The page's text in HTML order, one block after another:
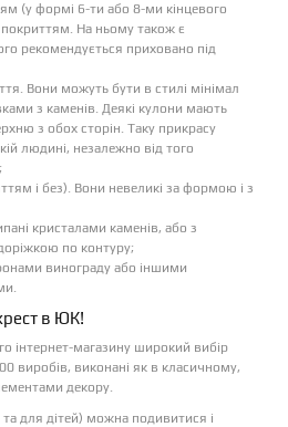
(у формі 6-ти або 8-ми кінцевого
На ньому також є
рекомендується приховано під
Вони можуть бути в стилі мінімал
з каменів. Деякі кулони мають
з обох сторін. Таку прикрасу
людині, незалежно від того
і без). Вони невеликі за формою і з
кристалами каменів, або з
по контуру;
винограду або іншими
в ЮК!
інтернет-магазину широкий вибір
виробів, виконані як в класичному,
декору.
та для дітей) можна подивитися і